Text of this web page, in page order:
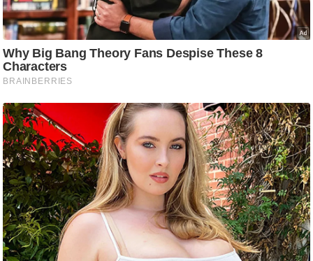
w
s
ला
इ
फ
स्टा
इ
ल
टे
क्नॉ
लॉ
जी
ब्यू
टी